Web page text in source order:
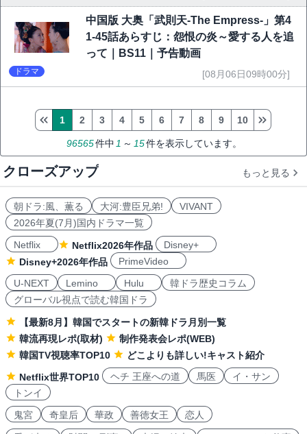
中国版 大奥「武則天-The Empress-」第4
1-45話あらすじ：怨恨の炎～愛する人を追
って｜BS11｜予告動画
ドラマ [08月06日09時00分]
96565件中 1 ～ 15件を表示しています。
1 2 3 4 5 6 7 8 9 10
クローズアップ もっと見る
朝ドラ:風、薫る 大河:豊臣兄弟!
VIVANT
2026年夏(7月)国内ドラマ一覧
Netflix
Netflix2026年作品
Disney+
Disney+2026年作品
PrimeVideo
U-NEXT
Lemino Hulu
韓ドラ歴史コラム
グローバル視点で読む韓国ドラ
【最新8月】韓国でスタートの新韓ドラ月別一覧
韓流再現レポ(取材)
制作発表会レポ(WEB)
韓国TV視聴率TOP10
どこよりも詳しい!キャスト紹介
Netflix世界TOP10
ヘチ 王座への道 馬医
イ・サン
トンイ
鬼宮
奇皇后 華政 善徳女王 恋人